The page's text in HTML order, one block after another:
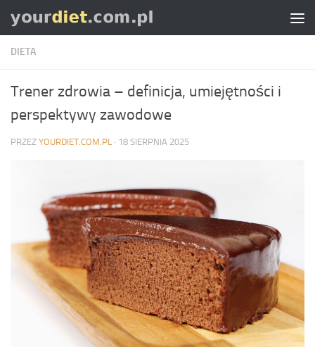
Skip to content
DIETA
Trener zdrowia – definicja, umiejętności i
perspektywy zawodowe
PRZEZ YOURDIET.COM.PL · 18 SIERPNIA 2025